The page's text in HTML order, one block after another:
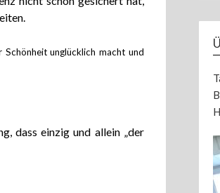
Schönheit unglücklich macht und
dass einzig und allein „der